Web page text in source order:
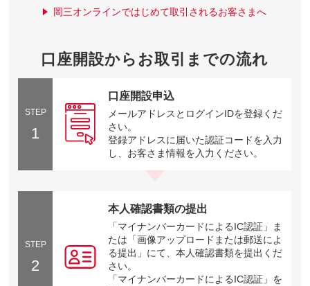
岡三オンラインではじめて取引されるお客さまへ
口座開設からお取引までの流れ
STEP
1
口座開設申込
メールアドレスとログインIDを登録くだ
さい。
登録アドレスに届いた認証コードを入力
し、お客さま情報を入力ください。
STEP
2
本人確認書類の提出
「マイナンバーカードによるIC認証」ま
たは「画像アップロードまたは郵送によ
る提出」にて、本人確認書類を提出くだ
さい。
「マイナンバーカードによるIC認証」を